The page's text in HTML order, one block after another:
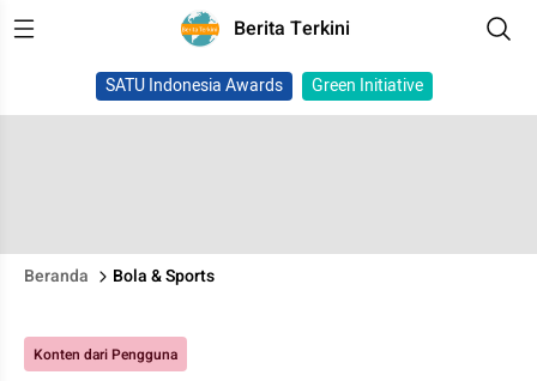
Berita Terkini
SATU Indonesia Awards Green Initiative
Beranda Bola & Sports
Konten dari Pengguna